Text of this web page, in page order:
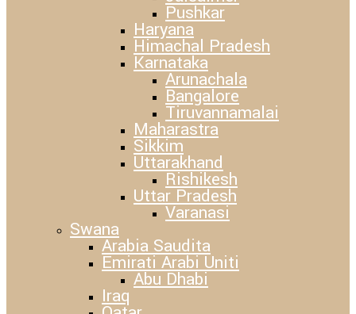
Pushkar
Haryana
Himachal Pradesh
Karnataka
Arunachala
Bangalore
Tiruvannamalai
Maharastra
Sikkim
Uttarakhand
Rishikesh
Uttar Pradesh
Varanasi
Swana
Arabia Saudita
Emirati Arabi Uniti
Abu Dhabi
Iraq